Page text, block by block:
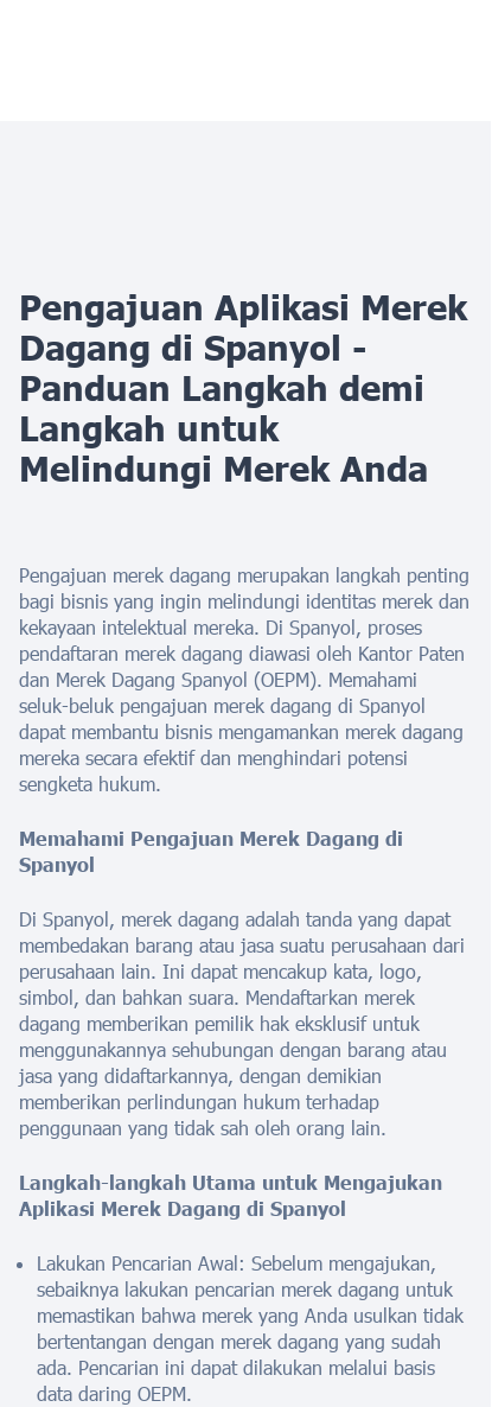
Pengajuan Aplikasi Merek
Dagang di Spanyol -
Panduan Langkah demi
Langkah untuk
Melindungi Merek Anda
Pengajuan merek dagang merupakan langkah penting
bagi bisnis yang ingin melindungi identitas merek dan
kekayaan intelektual mereka. Di Spanyol, proses
pendaftaran merek dagang diawasi oleh Kantor Paten
dan Merek Dagang Spanyol (OEPM). Memahami
seluk-beluk pengajuan merek dagang di Spanyol
dapat membantu bisnis mengamankan merek dagang
mereka secara efektif dan menghindari potensi
sengketa hukum.
Memahami Pengajuan Merek Dagang di
Spanyol
Di Spanyol, merek dagang adalah tanda yang dapat
membedakan barang atau jasa suatu perusahaan dari
perusahaan lain. Ini dapat mencakup kata, logo,
simbol, dan bahkan suara. Mendaftarkan merek
dagang memberikan pemilik hak eksklusif untuk
menggunakannya sehubungan dengan barang atau
jasa yang didaftarkannya, dengan demikian
memberikan perlindungan hukum terhadap
penggunaan yang tidak sah oleh orang lain.
Langkah-langkah Utama untuk Mengajukan
Aplikasi Merek Dagang di Spanyol
Lakukan Pencarian Awal: Sebelum mengajukan,
sebaiknya lakukan pencarian merek dagang untuk
memastikan bahwa merek yang Anda usulkan tidak
bertentangan dengan merek dagang yang sudah
ada. Pencarian ini dapat dilakukan melalui basis
data daring OEPM.